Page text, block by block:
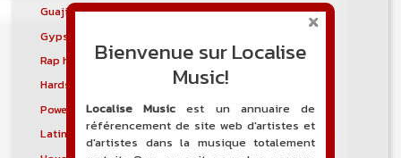
Guajira
Guaracha
Gypsy punk
Rap hardcore
Industrial hardcore
Hardstep
Hardstyle
Power noise
Heavenly voices
Latin metal
Musique hindoustanie
Bienvenue sur Localise
Music!
Localise Music est un annuaire de
référencement de site web d'artistes et
d'artistes dans la musique totalement